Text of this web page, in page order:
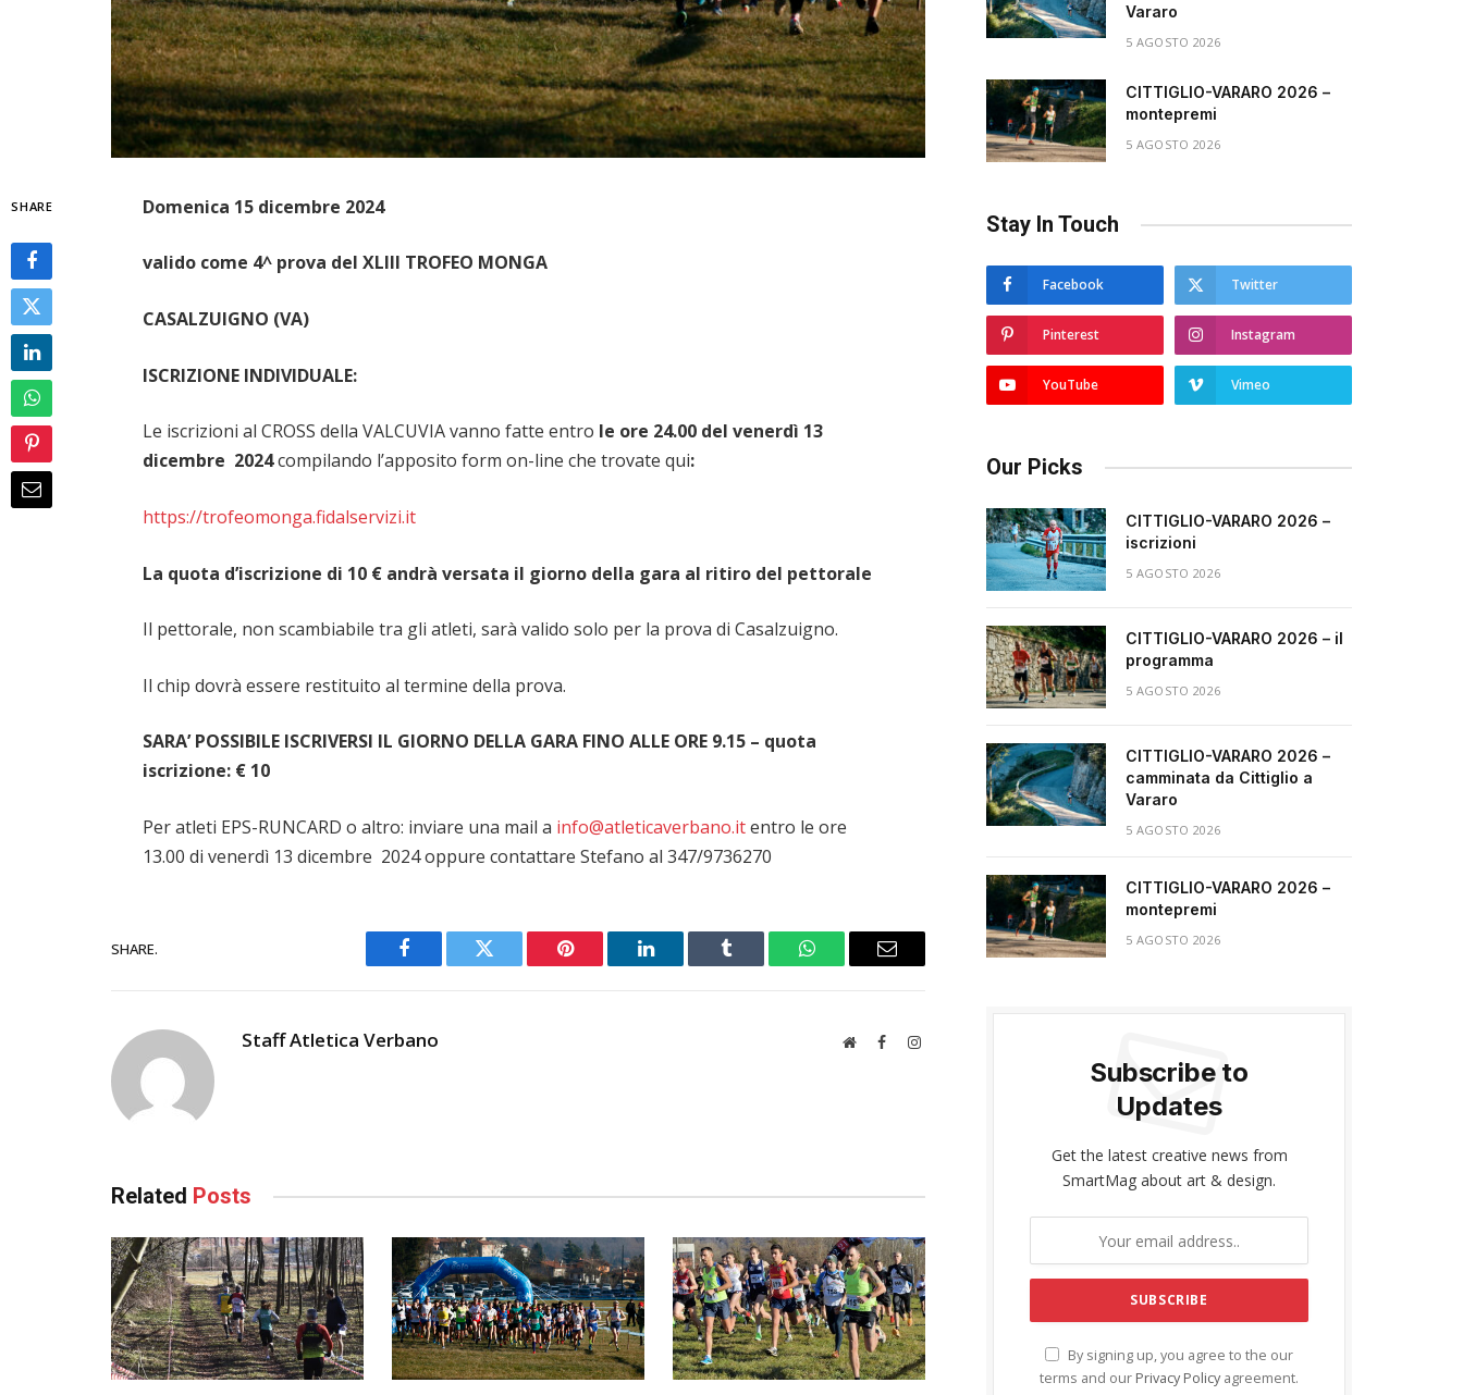
SHARE Domenica 15 dicembre 2024
valido come 4^ prova del XLIII TROFEO MONGA
CASALZUIGNO (VA)
ISCRIZIONE INDIVIDUALE:
Le iscrizioni al CROSS della VALCUVIA vanno fatte entro le ore 24.00 del venerdì 13
dicembre 2024compilando l’apposito form on-line che trovate qui:
https://trofeomonga.fidalservizi.it
La quota d’iscrizione di 10 € andrà versata il giorno della gara al ritiro del pettorale
Il pettorale, non scambiabile tra gli atleti, sarà valido solo per la prova di Casalzuigno.
Il chip dovrà essere restituito al termine della prova.
SARA’ POSSIBILE ISCRIVERSI IL GIORNO DELLA GARA FINO ALLE ORE 9.15 – quota
iscrizione: € 10
Per atleti EPS-RUNCARD o altro: inviare una mail a info@atleticaverbano.itentro le ore
13.00 di venerdì 13 dicembre 2024 oppure contattare Stefano al 347/9736270
SHARE.
Facebook Twitter Pinterest LinkedIn Tumblr WhatsAppEmail
Staff Atletica Verbano WebsiteFacebookInstagram
Related Posts
Vararo
5 AGOSTO 2026
CITTIGLIO-VARARO 2026 –
montepremi
5 AGOSTO 2026
Stay In Touch
Facebook Twitter
Pinterest Instagram
YouTube Vimeo
Our Picks
CITTIGLIO-VARARO 2026 –
iscrizioni
5 AGOSTO 2026
CITTIGLIO-VARARO 2026 – il
programma
5 AGOSTO 2026
CITTIGLIO-VARARO 2026 –
camminata da Cittiglio a
Vararo
5 AGOSTO 2026
CITTIGLIO-VARARO 2026 –
montepremi
5 AGOSTO 2026
Subscribe to
Updates
Get the latest creative news from
SmartMag about art & design.
By signing up, you agree to the our
terms and our Privacy Policy agreement.